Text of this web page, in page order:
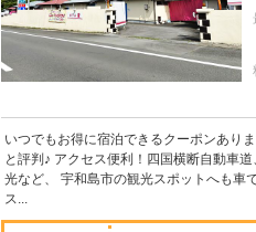
いつでもお得に宿泊できるクーポンあり
と評判♪ アクセス便利！四国横断自動車
光など、 宇和島市の観光スポットへも
ス...